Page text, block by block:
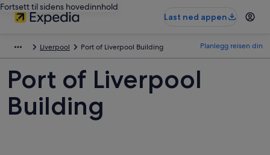
Fortsett til sidens hovedinnhold
Last ned appen
Liverpool Port of Liverpool Building Planlegg reisen din
Port of Liverpool
Building